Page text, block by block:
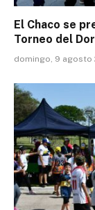
El Chaco se
Torneo del
domingo, 9 agosto